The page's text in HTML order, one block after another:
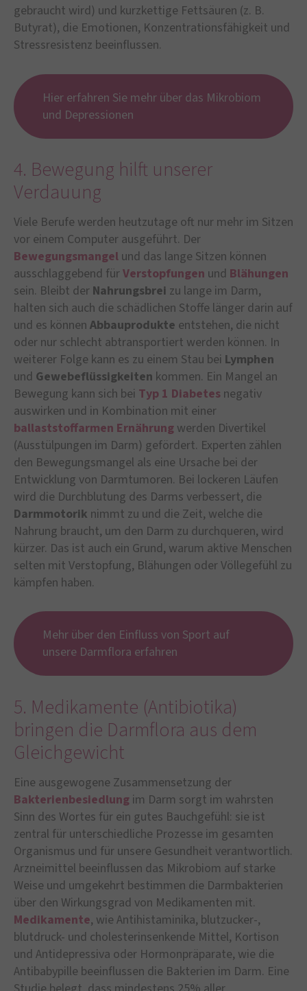
gebraucht wird) und kurzkettige Fettsäuren (z. B.
Butyrat), die Emotionen, Konzentrationsfähigkeit und
Stressresistenz beeinflussen.
Hier erfahren Sie mehr über das Mikrobiom
und Depressionen
4. Bewegung hilft unserer
Verdauung
Viele Berufe werden heutzutage oft nur mehr im Sitzen
vor einem Computer ausgeführt. Der
Bewegungsmangel und das lange Sitzen können
ausschlaggebend fürVerstopfungen und Blähungen
sein. Bleibt der Nahrungsbrei zu lange im Darm,
halten sich auch die schädlichen Stoffe länger darin auf
und es können Abbauprodukte entstehen, die nicht
oder nur schlecht abtransportiert werden können. In
weiterer Folge kann es zu einem Stau bei Lymphen
und Gewebeflüssigkeiten kommen. Ein Mangel an
Bewegung kann sich bei Typ 1 Diabetes negativ
auswirken und in Kombination mit einer
ballaststoffarmen Ernährung werden Divertikel
(Ausstülpungen im Darm) gefördert. Experten zählen
den Bewegungsmangel als eine Ursache bei der
Entwicklung von Darmtumoren. Bei lockeren Läufen
wird die Durchblutung des Darms verbessert, die
Darmmotorik nimmt zu und die Zeit, welche die
Nahrung braucht, um den Darm zu durchqueren, wird
kürzer. Das ist auch ein Grund, warum aktive Menschen
selten mit Verstopfung, Blähungen oder Völlegefühl zu
kämpfen haben.
Mehr über den Einfluss von Sport auf
unsere Darmflora erfahren
5. Medikamente (Antibiotika)
bringen die Darmflora aus dem
Gleichgewicht
Eine ausgewogene Zusammensetzung der
Bakterienbesiedlung im Darm sorgt im wahrsten
Sinn des Wortes für ein gutes Bauchgefühl: sie ist
zentral für unterschiedliche Prozesse im gesamten
Organismus und für unsere Gesundheit verantwortlich.
Arzneimittel beeinflussen das Mikrobiom auf starke
Weise und umgekehrt bestimmen die Darmbakterien
über den Wirkungsgrad von Medikamenten mit.
Medikamente, wie Antihistaminika, blutzucker-,
blutdruck- und cholesterinsenkende Mittel, Kortison
und Antidepressiva oder Hormonpräparate, wie die
Antibabypille beeinflussen die Bakterien im Darm. Eine